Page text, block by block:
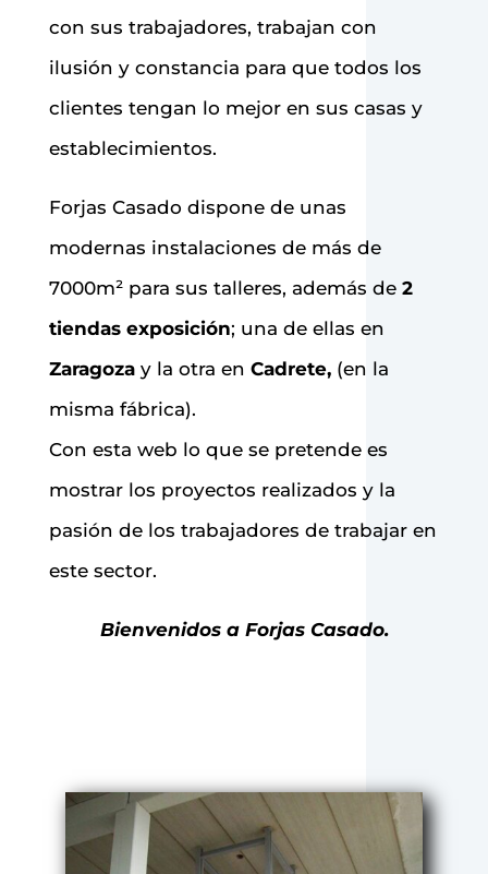
con sus trabajadores, trabajan con
ilusión y constancia para que todos los
clientes tengan lo mejor en sus casas y
establecimientos.
Forjas Casado dispone de unas
modernas instalaciones de más de
7000m² para sus talleres, además de 2
tiendas exposición; una de ellas en
Zaragozay la otra en Cadrete, (en la
misma fábrica).
Con esta web lo que se pretende es
mostrar los proyectos realizados y la
pasión de los trabajadores de trabajar en
este sector.
Bienvenidos a Forjas Casado.